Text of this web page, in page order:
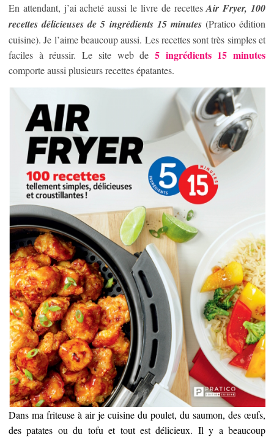
En attendant, j’ai acheté aussi le livre de recettesAir Fryer, 100
recettes délicieuses de 5 ingrédients 15 minutes(Pratico édition
cuisine). Je l’aime beaucoup aussi. Les recettes sont très simples et
faciles à réussir. Le site web de 5 ingrédients 15 minutes
comporte aussi plusieurs recettes épatantes.
Dans ma friteuse à air je cuisine du poulet, du saumon, des œufs,
des patates ou du tofu et tout est délicieux. Il y a beaucoup